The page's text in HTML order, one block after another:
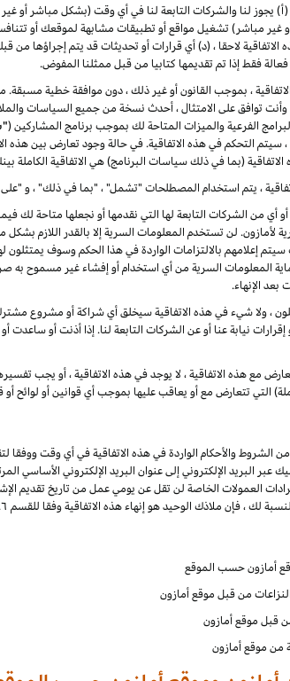
يجوز لنا والشركات التابعة لنا في أي وقت (بشكل مباشر أو
مباشر) تشغيل مواقع أو تطبيقات مشابهة لموقعك أو
لاحقا ، (د) أي قرارات أو تحديثات قد يتم إجراؤها من
فقط إذا تم تقديمها كتابيا من قبل ممثلنا المفوض.
، بموجب القانون أو غير ذلك ، دون موافقة خطية مسبقة.
توافق على الامتثال ، أحدث نسخة من جميع السياسات
الفرعية والميزات المتاحة لك بموجب برنامج المشاركين (
، سيتم التحكم في هذه الاتفاقية. في حالة وجود تعارض بين
(بما في ذلك سياسات البرنامج) هي الاتفاقية
، يتم استخدام المصطلحات "تشمل" ، "بما في ذلك" ، و
أي من الشركات التابعة لها التي نقدمها أو نجعلها متاحة
لأمازون. لن تستخدم المعلومات السرية إلا بالقدر اللازم
إعلامهم بالالتزامات الواردة في هذا الحكم وسوف
المعلومات السرية من أي استخدام أو إفشاء غير مسموح به
، ولا شيء في هذه الاتفاقية سيخلق أي شراكة أو مشروع مشترك
نيابة عنا أو عن الشركات التابعة لنا. إذا أذنت أو
مع هذه الاتفاقية ، لا يوجد في هذه الاتفاقية ، أو يجب
التي تتعارض مع أو يعاقب عليها بموجب أي قوانين أو لوائح
الشروط والأحكام الواردة في هذه الاتفاقية في أي وقت
عبر البريد الإلكتروني إلى عنوان البريد الإلكتروني
العمولات الخاصة لن تقل عن يومي عمل من تاريخ تقديم
لك ، فإن ملاذك الوحيد هو إنهاء هذه الاتفاقية وفقا للقسم ٦.